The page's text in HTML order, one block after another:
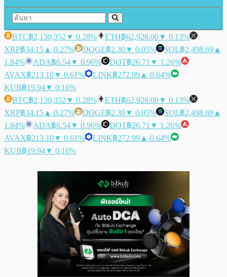
BTC฿2,130,352 ▼ 0.28% ETH฿62,926.00▼ 0.13%
XRP฿34.15 ▲ 0.27% DOGE฿2.30▼ 0.05% SOL฿2,498.69 ▲
1.84%
ADA฿6.54▼ 0.96% DOT฿26.71 ▼ 1.26%
AVAX฿213.10▼ 0.61% LINK฿272.99 ▲ 0.64%
KUB฿19.94▼ 0.16%
BTC฿2,130,352 ▼ 0.28% ETH฿62,926.00▼ 0.13%
XRP฿34.15 ▲ 0.27% DOGE฿2.30▼ 0.05% SOL฿2,498.69 ▲
1.84%
ADA฿6.54▼ 0.96% DOT฿26.71 ▼ 1.26%
AVAX฿213.10▼ 0.61% LINK฿272.99 ▲ 0.64%
KUB฿19.94▼ 0.16%